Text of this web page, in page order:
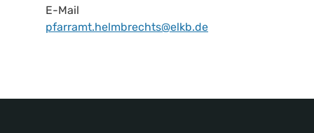
E-Mail
pfarramt.helmbrechts@elkb.de